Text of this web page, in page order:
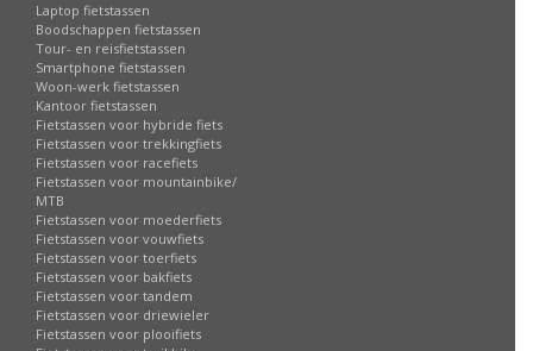
Laptop fietstassen
Boodschappen fietstassen
Tour- en reisfietstassen
Smartphone fietstassen
Woon-werk fietstassen
Kantoor fietstassen
Fietstassen voor hybride fiets
Fietstassen voor trekkingfiets
Fietstassen voor racefiets
Fietstassen voor mountainbike/
MTB
Fietstassen voor moederfiets
Fietstassen voor vouwfiets
Fietstassen voor toerfiets
Fietstassen voor bakfiets
Fietstassen voor tandem
Fietstassen voor driewieler
Fietstassen voor plooifiets